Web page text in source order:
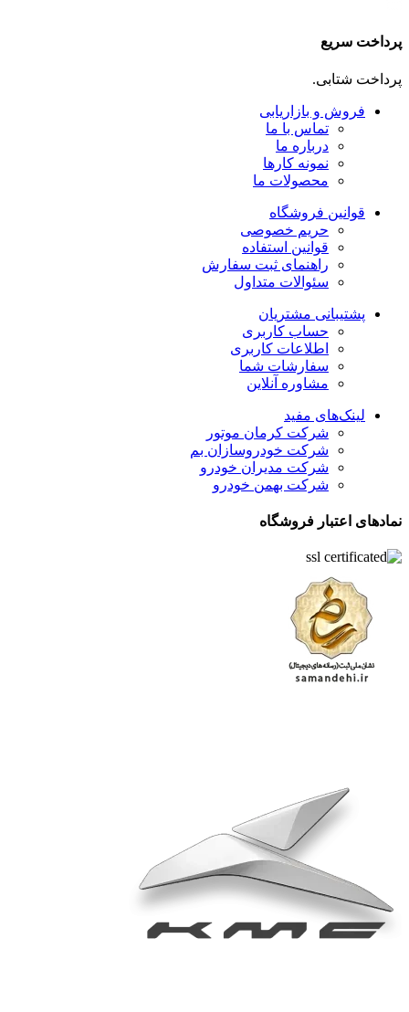
پرداخت سریع
پرداخت شتابی.
فروش و بازاریابی
تماس با ما
درباره ما
نمونه کارها
محصولات ما
قوانین فروشگاه
حریم خصوصی
قوانین استفاده
راهنمای ثبت سفارش
سئوالات متداول
پشتیبانی مشتریان
حساب کاربری
اطلاعات کاربری
سفارشات شما
مشاوره آنلاین
لینک‌های مفید
شرکت کرمان موتور
شرکت خودروسازان بم
شرکت مدیران خودرو
شرکت بهمن خودرو
نمادهای اعتبار فروشگاه